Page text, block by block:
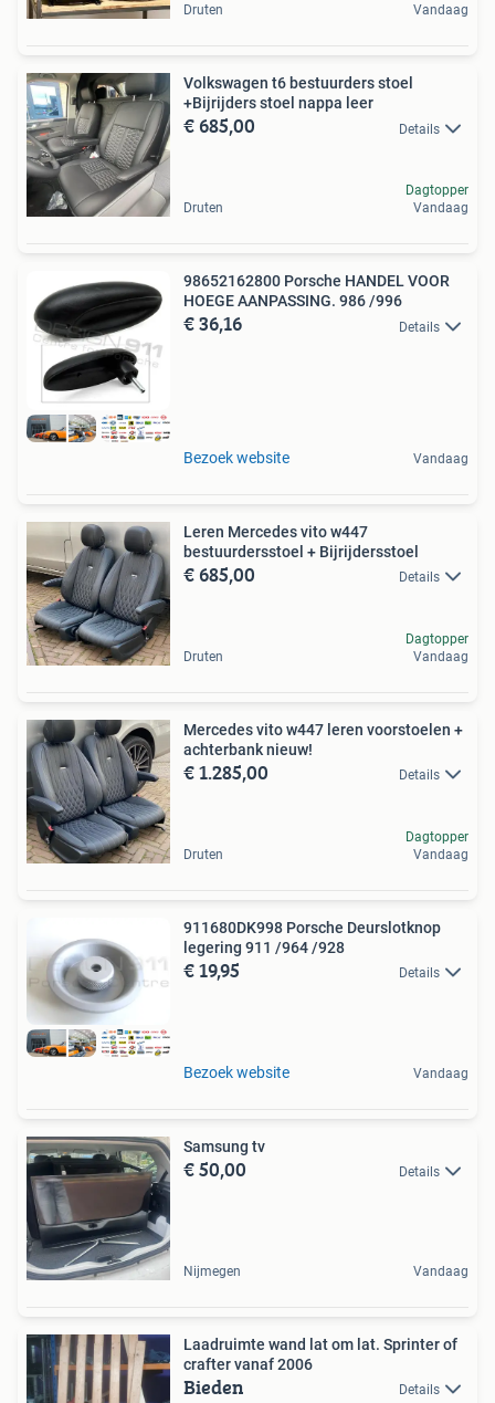
Druten
Vandaag
Volkswagen t6 bestuurders stoel
+Bijrijders stoel nappa leer
€ 685,00 Details
Druten
Dagtopper
Vandaag
98652162800 Porsche HANDEL VOOR
HOEGE AANPASSING. 986 /996
€ 36,16 Details
Bezoek website Vandaag
Leren Mercedes vito w447
bestuurdersstoel + Bijrijdersstoel
€ 685,00 Details
Druten
Dagtopper
Vandaag
Mercedes vito w447 leren voorstoelen +
achterbank nieuw!
€ 1.285,00 Details
Druten
Dagtopper
Vandaag
911680DK998 Porsche Deurslotknop
legering 911 /964 /928
€ 19,95 Details
Bezoek website Vandaag
Samsung tv
€ 50,00 Details
Nijmegen Vandaag
Laadruimte wand lat om lat. Sprinter of
crafter vanaf 2006
Bieden Details